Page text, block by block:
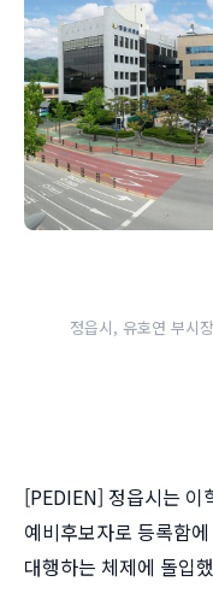
정읍시, 유호연 부시
[PEDIEN] 정읍시는 이
예비후보자로 등록함
대행하는 체제에 돌입